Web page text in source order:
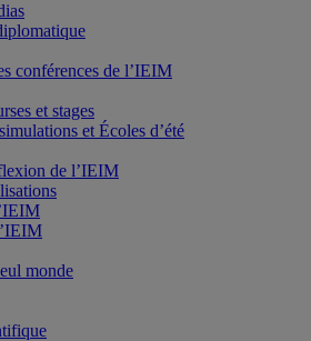
conférences de l’IEIM
et stages
et Écoles d’été
de l’IEIM
monde